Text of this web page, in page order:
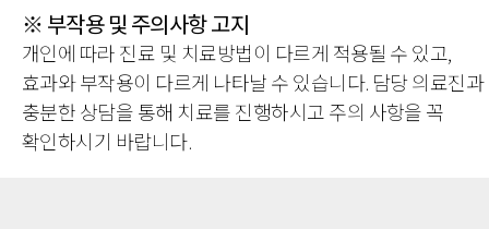
※ 부작용 및 주의사항 고지
개인에 따라 진료 및 치료방법이 다르게 적용될 수 있고,
효과와 부작용이 다르게 나타날 수 있습니다. 담당 의료진과
충분한 상담을 통해 치료를 진행하시고 주의 사항을 꼭
확인하시기 바랍니다.